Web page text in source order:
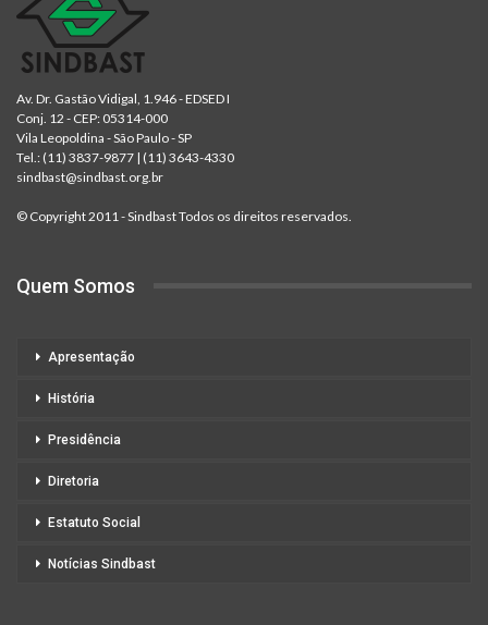
Av. Dr. Gastão Vidigal, 1.946 - EDSED I
Conj. 12 - CEP: 05314-000
Vila Leopoldina - São Paulo - SP
Tel.: (11) 3837-9877 | (11) 3643-4330
sindbast@sindbast.org.br
© Copyright 2011 - Sindbast Todos os direitos reservados.
Quem Somos
Apresentação
História
Presidência
Diretoria
Estatuto Social
Notícias Sindbast